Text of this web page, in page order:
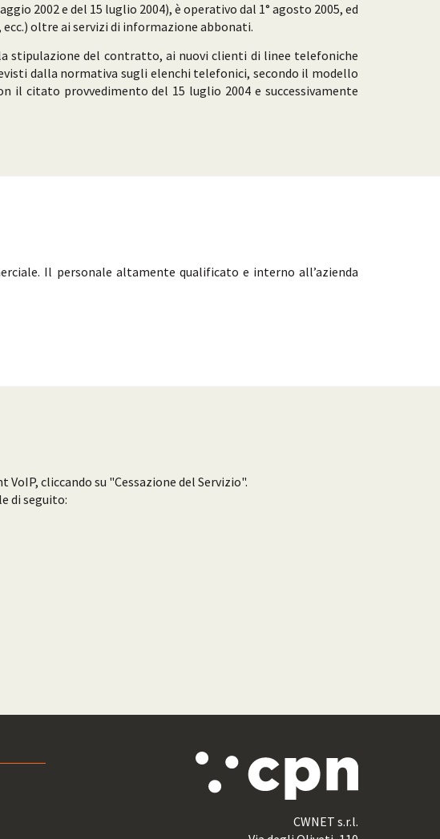
2002 e del 15 luglio 2004), è operativo dal 1° agosto 2005, ed
oltre ai servizi di informazione abbonati.
stipulazione del contratto, ai nuovi clienti di linee telefoniche
dalla normativa sugli elenchi telefonici, secondo il modello
il citato provvedimento del 15 luglio 2004 e successivamente
Il personale altamente qualificato e interno all’azienda
VoIP, cliccando su "Cessazione del Servizio".
di seguito:
CWNET s.r.l.